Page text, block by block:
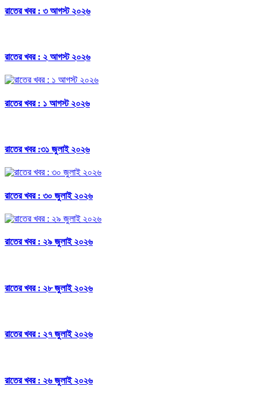
রাতের খবর : ৩ আগস্ট ২০২৬
রাতের খবর : ২ আগস্ট ২০২৬
রাতের খবর : ১ আগস্ট ২০২৬
রাতের খবর :৩১ জুলাই ২০২৬
রাতের খবর : ৩০ জুলাই ২০২৬
রাতের খবর : ২৯ জুলাই ২০২৬
রাতের খবর : ২৮ জুলাই ২০২৬
রাতের খবর : ২৭ জুলাই ২০২৬
রাতের খবর : ২৬ জুলাই ২০২৬